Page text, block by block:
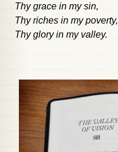
Thy grace in my sin,
Thy riches in my poverty,
Thy glory in my valley.